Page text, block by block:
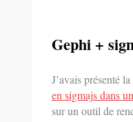
Gephi +
J’avais présenté
en sigmajs dans
sur un outil de